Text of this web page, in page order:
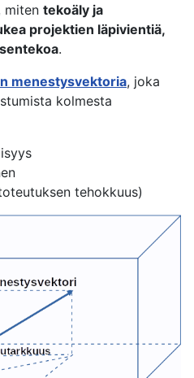
miten tekoäly ja
projektien läpivientiä,
.
menestysvektoria, joka
kolmesta
tehokkuus)